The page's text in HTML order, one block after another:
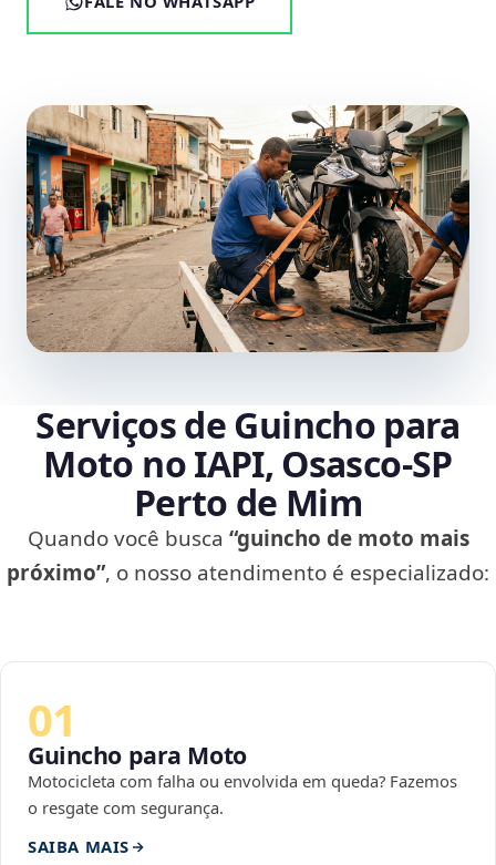
Serviços de Guincho para
Moto no IAPI, Osasco‑SP
Perto de Mim
Quando você busca “guincho de moto mais
próximo”, o nosso atendimento é especializado:
01
Guincho para Moto
Motocicleta com falha ou envolvida em queda? Fazemos
o resgate com segurança.
SAIBA MAIS